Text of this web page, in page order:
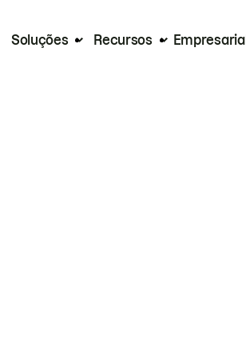
Soluções Recursos Empresarial